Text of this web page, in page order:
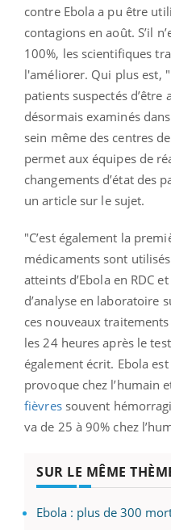
contre Ebola a pu être
contagions en août. S’il
100%, les scientifiques
l'améliorer. Qui plus est,
patients suspectés d’être
désormais examinés
sein même des centres
permet aux équipes de
changements d’état des
un article sur le sujet.
"C’est également la
médicaments sont
atteints d’Ebola en RDC
d’analyse en laboratoire
ces nouveaux
les 24 heures après le
également écrit. Ebola
provoque chez l’humain
fièvressouvent
va de 25 à 90% chez
SUR LE MÊME
Ebola : plus de 300